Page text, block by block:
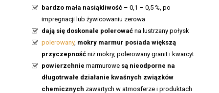
bardzo mała nasiąkliwość – 0,1 – 0,5 %, po
impregnacji lub żywicowaniu zerowa
dają się doskonale polerować na lustrzany połysk
polerowany, mokry marmur posiada większą
przyczepność niż mokry, polerowany granit i kwarcyt
powierzchnie marmurowe są nieodporne na
długotrwałe działanie kwaśnych związków
chemicznych zawartych w atmosferze i produktach